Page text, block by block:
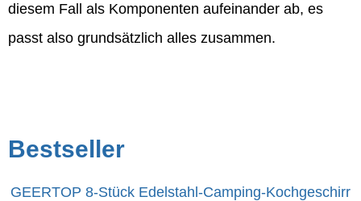
diesem Fall als Komponenten aufeinander ab, es
passt also grundsätzlich alles zusammen.
Bestseller
GEERTOP 8-Stück Edelstahl-Camping-Kochgeschirr